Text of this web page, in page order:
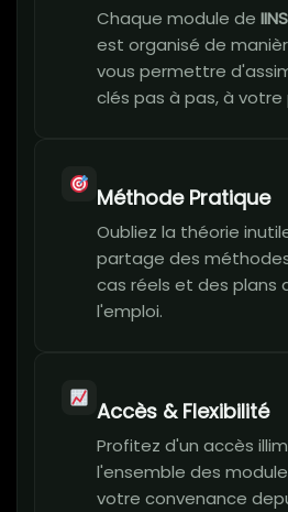
Chaque module de
est organisé de
vous permettre
clés pas à pas, à
Méthode Pratique
Oubliez la théorie
partage des
cas réels et des plans
l'emploi.
Accès & Flexibilité
Profitez d'un accès
l'ensemble des
votre convenance